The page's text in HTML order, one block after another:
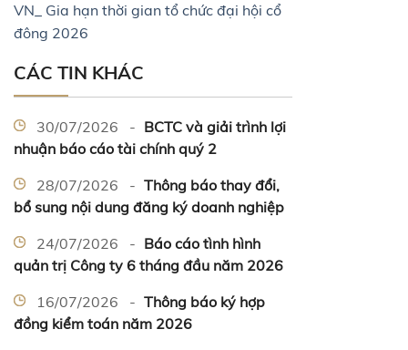
VN_ Gia hạn thời gian tổ chức đại hội cổ
đông 2026
CÁC TIN KHÁC
30/07/2026 - BCTC và giải trình lợi
nhuận báo cáo tài chính quý 2
28/07/2026 - Thông báo thay đổi,
bổ sung nội dung đăng ký doanh nghiệp
24/07/2026 - Báo cáo tình hình
quản trị Công ty 6 tháng đầu năm 2026
16/07/2026 - Thông báo ký hợp
đồng kiểm toán năm 2026